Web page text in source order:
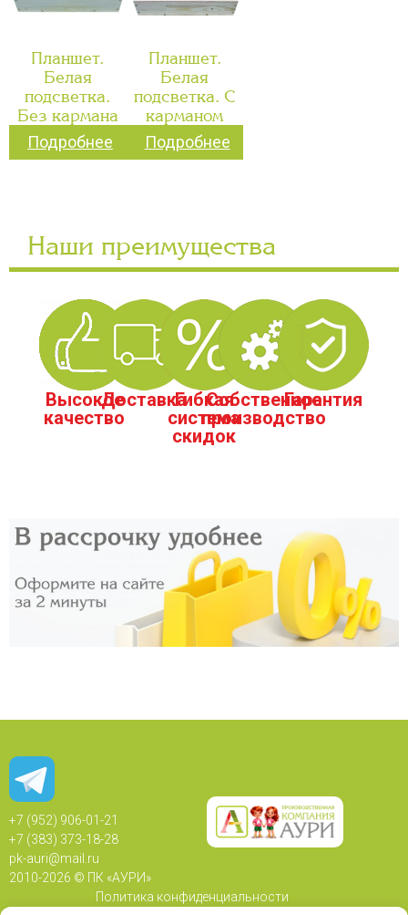
Планшет.
Белая
подсветка.
Без кармана
Подробнее
Планшет.
Белая
подсветка. С
карманом
Подробнее
Наши преимущества
Высокое
качество
ДоставкаГибкая
система
скидок
Собственное
производство
Гарантия
+7 (952) 906-01-21
+7 (383) 373-18-28
pk-auri@mail.ru
2010-2026 © ПК «АУРИ»
Политика конфиденциальности